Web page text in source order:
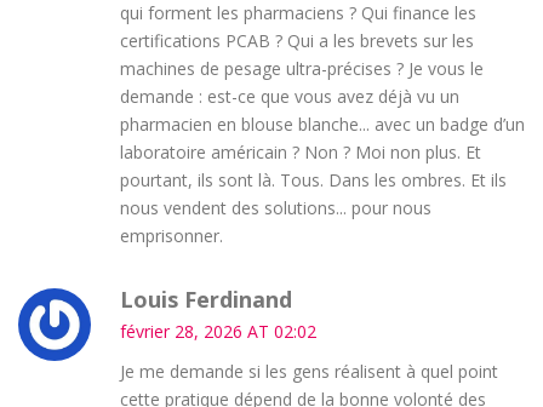
qui forment les pharmaciens ? Qui finance les
certifications PCAB ? Qui a les brevets sur les
machines de pesage ultra-précises ? Je vous le
demande : est-ce que vous avez déjà vu un
pharmacien en blouse blanche... avec un badge d’un
laboratoire américain ? Non ? Moi non plus. Et
pourtant, ils sont là. Tous. Dans les ombres. Et ils
nous vendent des solutions... pour nous
emprisonner.
Louis Ferdinand
février 28, 2026 AT 02:02
Je me demande si les gens réalisent à quel point
cette pratique dépend de la bonne volonté des